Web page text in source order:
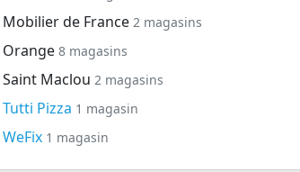
Mobilier de France2 magasins
Orange8 magasins
Saint Maclou2 magasins
Tutti Pizza 1 magasin
WeFix 1 magasin